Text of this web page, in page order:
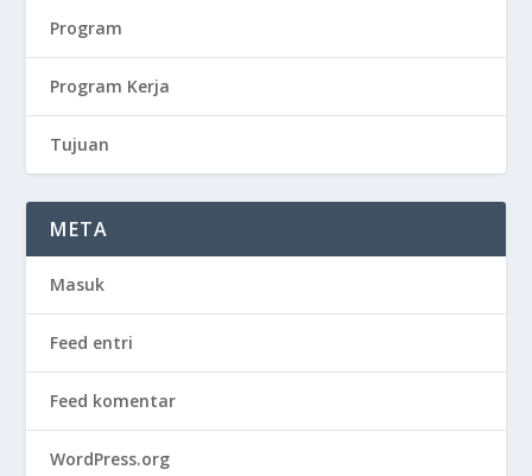
Program
Program Kerja
Tujuan
META
Masuk
Feed entri
Feed komentar
WordPress.org